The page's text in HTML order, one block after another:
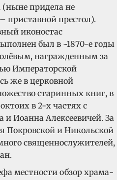
(ныне придела не
приставной престол).
иконостас
был в ~1870-е годы
награжденным за
Императорской
же в церковной
старинных книг, в
в 2-х частях с
и Иоанна Алексеевичей. За
Покровской и Никольской
священнослужителей,
местности обзор храма-